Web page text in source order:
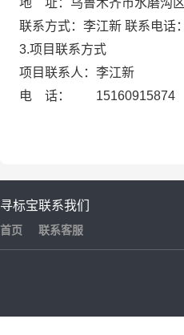
地 址：乌鲁木齐市水磨沟
联系方式：李江新 联系电话
3.项目联系方式
项目联系人：李江新
电 话： 15160915874
寻标宝
首页
联系我们
联系客服